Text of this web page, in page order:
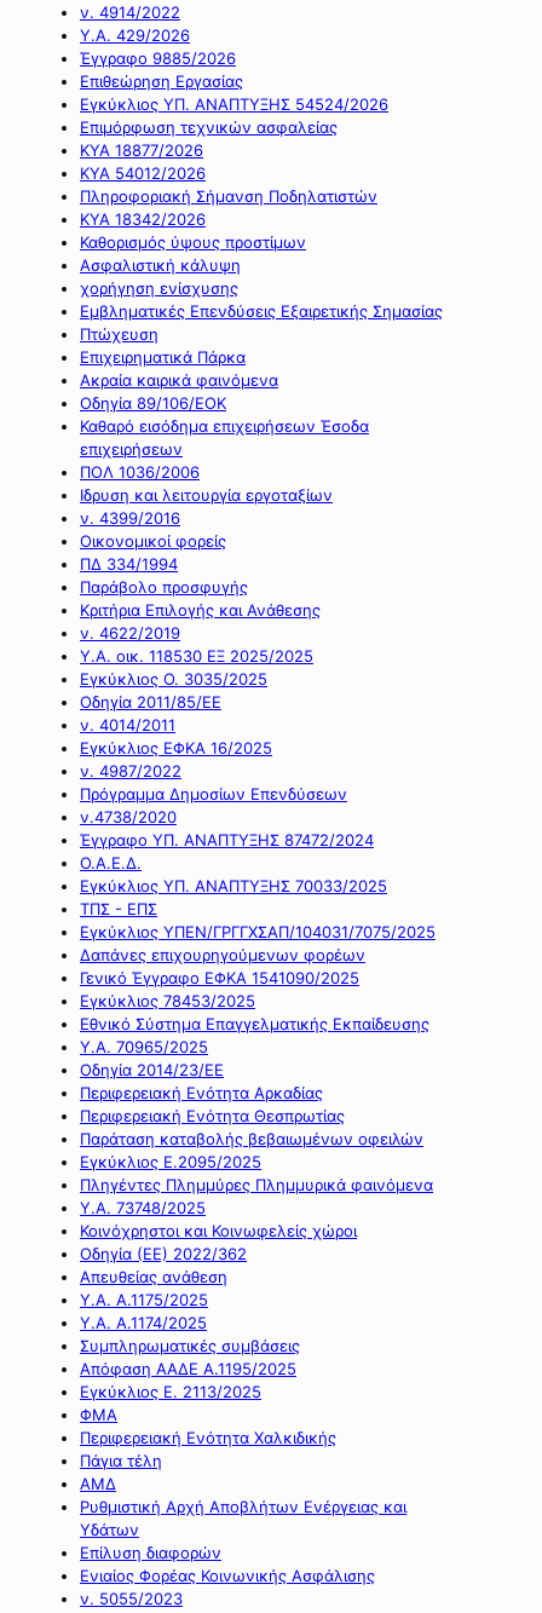
ν. 4914/2022
Υ.Α. 429/2026
Έγγραφο 9885/2026
Επιθεώρηση Εργασίας
Εγκύκλιος ΥΠ. ΑΝΑΠΤΥΞΗΣ 54524/2026
Επιμόρφωση τεχνικών ασφαλείας
ΚΥΑ 18877/2026
ΚΥΑ 54012/2026
Πληροφοριακή Σήμανση Ποδηλατιστών
ΚΥΑ 18342/2026
Καθορισμός ύψους προστίμων
Ασφαλιστική κάλυψη
χορήγηση ενίσχυσης
Εμβληματικές Επενδύσεις Εξαιρετικής Σημασίας
Πτώχευση
Επιχειρηματικά Πάρκα
Ακραία καιρικά φαινόμενα
Οδηγία 89/106/ΕΟΚ
Καθαρό εισόδημα επιχειρήσεων Έσοδα
επιχειρήσεων
ΠΟΛ 1036/2006
Ιδρυση και λειτουργία εργοταξίων
ν. 4399/2016
Οικονομικοί φορείς
ΠΔ 334/1994
Παράβολο προσφυγής
Κριτήρια Επιλογής και Ανάθεσης
ν. 4622/2019
Υ.Α. οικ. 118530 ΕΞ 2025/2025
Εγκύκλιος Ο. 3035/2025
Οδηγία 2011/85/ΕΕ
ν. 4014/2011
Εγκύκλιος ΕΦΚΑ 16/2025
ν. 4987/2022
Πρόγραμμα Δημοσίων Επενδύσεων
ν.4738/2020
Έγγραφο ΥΠ. ΑΝΑΠΤΥΞΗΣ 87472/2024
Ο.Α.Ε.Δ.
Εγκύκλιος ΥΠ. ΑΝΑΠΤΥΞΗΣ 70033/2025
ΤΠΣ - ΕΠΣ
Εγκύκλιος ΥΠΕΝ/ΓΡΓΓΧΣΑΠ/104031/7075/2025
Δαπάνες επιχουρηγούμενων φορέων
Γενικό Έγγραφο ΕΦΚΑ 1541090/2025
Εγκύκλιος 78453/2025
Εθνικό Σύστημα Επαγγελματικής Εκπαίδευσης
Υ.Α. 70965/2025
Οδηγία 2014/23/ΕΕ
Περιφερειακή Ενότητα Αρκαδίας
Περιφερειακή Ενότητα Θεσπρωτίας
Παράταση καταβολής βεβαιωμένων οφειλών
Εγκύκλιος Ε.2095/2025
Πληγέντες Πλημμύρες Πλημμυρικά φαινόμενα
Υ.Α. 73748/2025
Κοινόχρηστοι και Κοινωφελείς χώροι
Οδηγία (ΕΕ) 2022/362
Απευθείας ανάθεση
Υ.Α. Α.1175/2025
Υ.Α. Α.1174/2025
Συμπληρωματικές συμβάσεις
Απόφαση ΑΑΔΕ Α.1195/2025
Εγκύκλιος Ε. 2113/2025
ΦΜΑ
Περιφερειακή Ενότητα Χαλκιδικής
Πάγια τέλη
ΑΜΔ
Ρυθμιστική Αρχή Αποβλήτων Ενέργειας και
Υδάτων
Επίλυση διαφορών
Ενιαίος Φορέας Κοινωνικής Ασφάλισης
ν. 5055/2023